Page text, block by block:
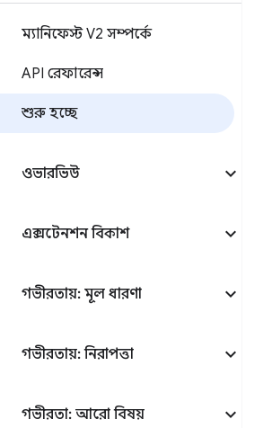
ম্যানিফেস্ট V2 সম্পর্কে
API রেফারেন্স
শুরু হচ্ছে
ওভারভিউ
এক্সটেনশন বিকাশ
গভীরতায়: মূল ধারণা
গভীরতায়: নিরাপত্তা
গভীরতা: আরো বিষয়